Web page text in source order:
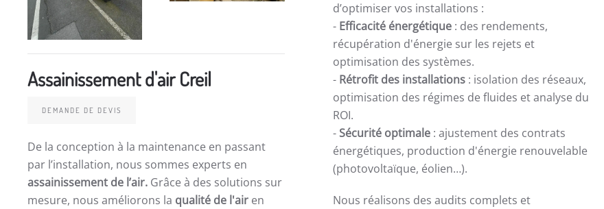
Assainissement d'air Creil
DEMANDE DE DEVIS
De la conception à la maintenance en passant
par l’installation, nous sommes experts en
assainissement de l’air. Grâce à des solutions sur
mesure, nous améliorons la qualité de l'air en
d’optimiser vos installations :
- Efficacité énergétique: des rendements,
récupération d'énergie sur les rejets et
optimisation des systèmes.
- Rétrofit des installations: isolation des réseaux,
optimisation des régimes de fluides et analyse du
ROI.
-Sécurité optimale: ajustement des contrats
énergétiques, production d'énergie renouvelable
(photovoltaïque, éolien…).
Nous réalisons des audits complets et